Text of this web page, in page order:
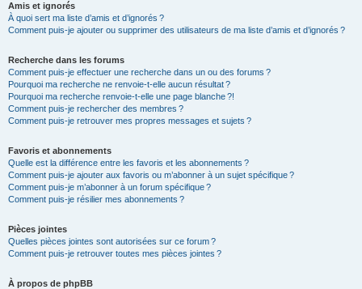
Amis et ignorés
À quoi sert ma liste d’amis et d’ignorés ?
Comment puis-je ajouter ou supprimer des utilisateurs de ma liste d’amis et d’ignorés ?
Recherche dans les forums
Comment puis-je effectuer une recherche dans un ou des forums ?
Pourquoi ma recherche ne renvoie-t-elle aucun résultat ?
Pourquoi ma recherche renvoie-t-elle une page blanche ?!
Comment puis-je rechercher des membres ?
Comment puis-je retrouver mes propres messages et sujets ?
Favoris et abonnements
Quelle est la différence entre les favoris et les abonnements ?
Comment puis-je ajouter aux favoris ou m’abonner à un sujet spécifique ?
Comment puis-je m’abonner à un forum spécifique ?
Comment puis-je résilier mes abonnements ?
Pièces jointes
Quelles pièces jointes sont autorisées sur ce forum ?
Comment puis-je retrouver toutes mes pièces jointes ?
À propos de phpBB